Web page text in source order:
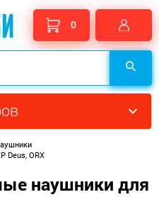
0
Deus, ORX
наушники для